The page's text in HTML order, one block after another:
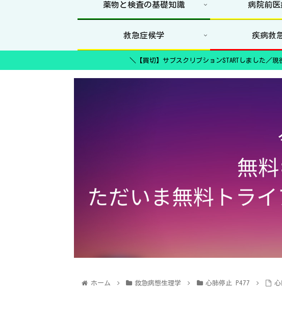
薬物と検査の基礎知識 病院前
救急症候学 疾病救
＼【買切】サブスクリプションSTARTしました／
ホーム 救急病態生理学 心肺停止 P477